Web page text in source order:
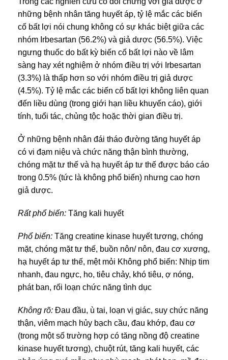
những bệnh nhân tăng huyết áp, tỷ lệ mắc các biến
cố bất lợi nói chung không có sự khác biệt giữa các
nhóm Irbesartan (56.2%) và giả dược (56.5%). Việc
ngưng thuốc do bất kỳ biến cố bất lợi nào về lâm
sàng hay xét nghiệm ở nhóm điều trị với Irbesartan
(3.3%) là thấp hơn so với nhóm điều trị giả dược
(4.5%). Tỷ lệ mắc các biến cố bất lợi không liên quan
đến liều dùng (trong giới hạn liều khuyến cáo), giới
tính, tuổi tác, chủng tộc hoặc thời gian điều trị.
Ở những bệnh nhân đái tháo đường tăng huyết áp
có vi đạm niệu và chức năng thận bình thường,
chóng mặt tư thế và hạ huyết áp tư thế được báo cáo
trong 0.5% (tức là không phổ biến) nhưng cao hơn
giả dược.
Rất phổ biến: Tăng kali huyết
Phổ biến: Tăng creatine kinase huyết tương, chóng
mặt, chóng mặt tư thế, buồn nôn/ nôn, đau cơ xương,
hạ huyết áp tư thế, mệt mỏi Không phổ biến: Nhịp tim
nhanh, đau ngực, ho, tiêu chảy, khó tiêu, ợ nóng,
phát ban, rối loạn chức năng tình dục
Không rõ: Đau đầu, ù tai, loạn vị giác, suy chức năng
thận, viêm mạch hủy bạch cầu, đau khớp, đau cơ
(trong một số trường hợp có tăng nồng độ creatine
kinase huyết tương), chuột rút, tăng kali huyết, các